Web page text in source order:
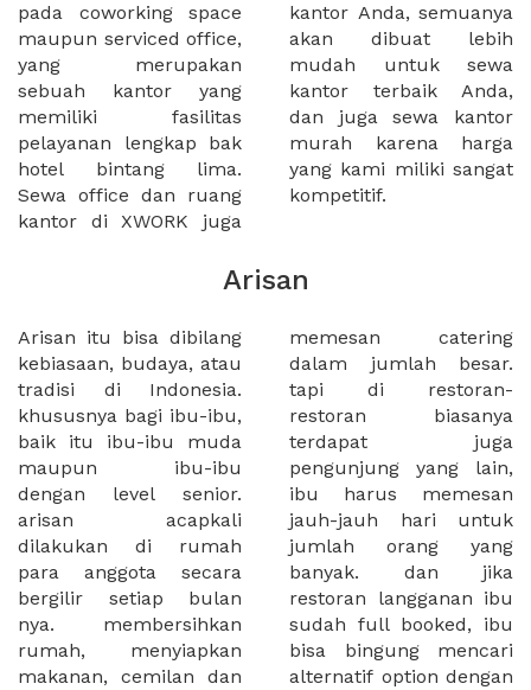
pada coworking space
maupun serviced office,
yang merupakan
sebuah kantor yang
memiliki fasilitas
pelayanan lengkap bak
hotel bintang lima.
Sewa office dan ruang
kantor di XWORK juga
kantor Anda, semuanya
akan dibuat lebih
mudah untuk sewa
kantor terbaik Anda,
dan juga sewa kantor
murah karena harga
yang kami miliki sangat
kompetitif.
Arisan
Arisan itu bisa dibilang
kebiasaan, budaya, atau
tradisi di Indonesia.
khususnya bagi ibu-ibu,
baik itu ibu-ibu muda
maupun ibu-ibu
dengan level senior.
arisan acapkali
dilakukan di rumah
para anggota secara
bergilir setiap bulan
nya. membersihkan
rumah, menyiapkan
makanan, cemilan dan
memesan catering
dalam jumlah besar.
tapi di restoran-
restoran biasanya
terdapat juga
pengunjung yang lain,
ibu harus memesan
jauh-jauh hari untuk
jumlah orang yang
banyak. dan jika
restoran langganan ibu
sudah full booked, ibu
bisa bingung mencari
alternatif option dengan